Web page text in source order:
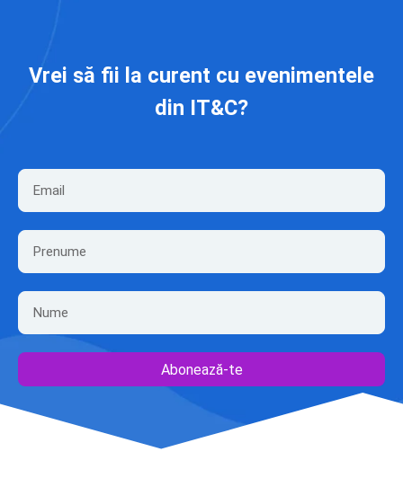
Vrei să fii la curent cu evenimentele
din IT&C?
Abonează-te